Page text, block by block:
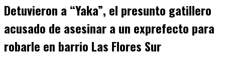
Detuvieron a “Yaka”, el presunto gatillero
acusado de asesinar a un exprefecto para
robarle en barrio Las Flores Sur